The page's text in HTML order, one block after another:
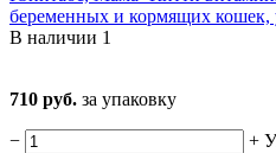
беременных и кормящих кошек,
В наличии 1
710 руб. за упаковку
− +